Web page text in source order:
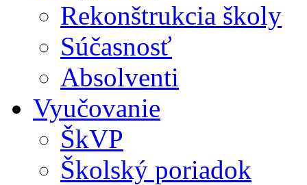
Rekonštrukcia školy
Súčasnosť
Absolventi
Vyučovanie
ŠkVP
Školský poriadok